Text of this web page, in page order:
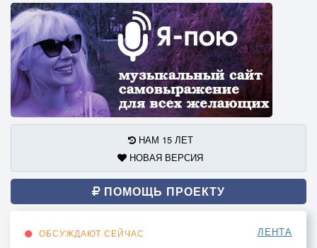
НАМ 15 ЛЕТ
НОВАЯ ВЕРСИЯ
ПОМОЩЬ ПРОЕКТУ
ОБСУЖДАЮТ СЕЙЧАС ЛЕНТА